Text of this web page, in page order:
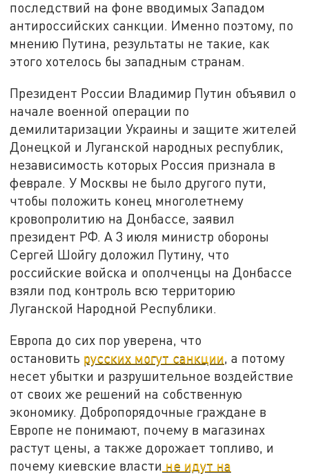
последствий на фоне вводимых Западом
антироссийских санкции. Именно поэтому, по
мнению Путина, результаты не такие, как
этого хотелось бы западным странам.
Президент России Владимир Путин объявил о
начале военной операции по
демилитаризации Украины и защите жителей
Донецкой и Луганской народных республик,
независимость которых Россия признала в
феврале. У Москвы не было другого пути,
чтобы положить конец многолетнему
кровопролитию на Донбассе, заявил
президент РФ. А 3 июля министр обороны
Сергей Шойгу доложил Путину, что
российские войска и ополченцы на Донбассе
взяли под контроль всю территорию
Луганской Народной Республики.
Европа до сих пор уверена, что
остановить русских могут санкции , а потому
несет убытки и разрушительное воздействие
от своих же решений на собственную
экономику. Добропорядочные граждане в
Европе не понимают, почему в магазинах
растут цены, а также дорожает топливо, и
почему киевские власти не идут на